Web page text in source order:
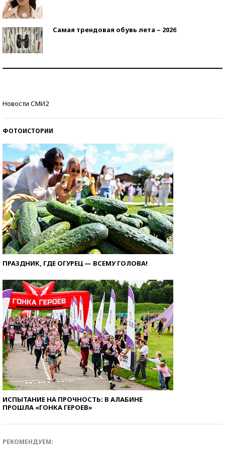
Самая трендовая обувь лета – 2026
Новости СМИ2
ФОТОИСТОРИИ
ПРАЗДНИК, ГДЕ ОГУРЕЦ — ВСЕМУ ГОЛОВА!
ИСПЫТАНИЕ НА ПРОЧНОСТЬ: В АЛАБИНЕ
ПРОШЛА «ГОНКА ГЕРОЕВ»
РЕКОМЕНДУЕМ: